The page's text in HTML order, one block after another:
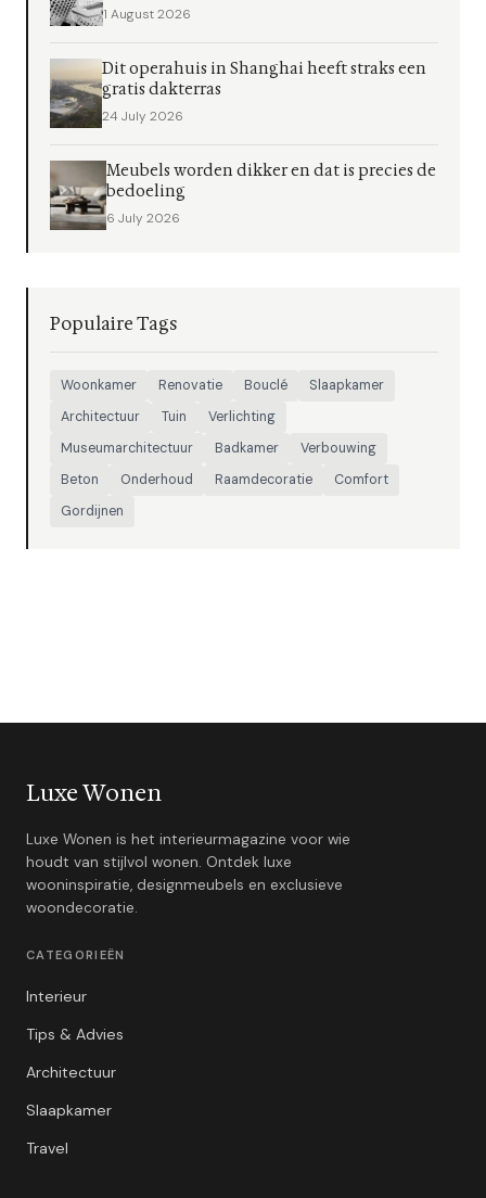
1 August 2026
Dit operahuis in Shanghai heeft straks een
gratis dakterras
24 July 2026
Meubels worden dikker en dat is precies de
bedoeling
6 July 2026
Populaire Tags
Woonkamer Renovatie Bouclé
Slaapkamer
Architectuur
Tuin
Verlichting
Museumarchitectuur
Badkamer
Verbouwing
Beton
Onderhoud Raamdecoratie
Comfort
Gordijnen
Luxe Wonen
Luxe Wonen is het interieurmagazine voor wie
houdt van stijlvol wonen. Ontdek luxe
wooninspiratie, designmeubels en exclusieve
woondecoratie.
CATEGORIEËN
Interieur
Tips & Advies
Architectuur
Slaapkamer
Travel